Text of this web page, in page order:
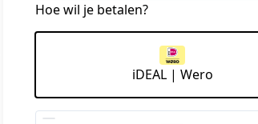
Hoe wil je betalen?
iDEAL | Wero